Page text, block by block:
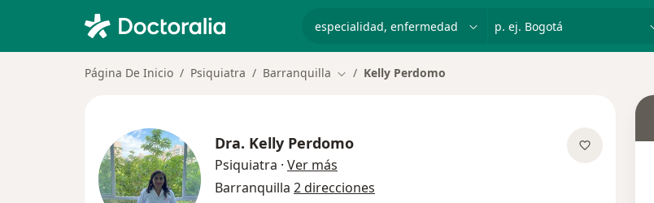
p. ej. Bogotá
Página De Inicio Psiquiatra Barranquilla Cambiar de ciudad
Kelly Perdomo
Dra. Kelly Perdomo
Psiquiatra · Ver más
Barranquilla 2 direcciones